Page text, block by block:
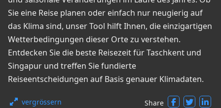
Sie eine Reise planen oder einfach nur neugierig auf
das Klima sind, unser Tool hilft Ihnen, die einzigartigen
Wetterbedingungen dieser Orte zu verstehen.
Entdecken Sie die beste Reisezeit für Taschkent und
Singapur und treffen Sie fundierte
Reiseentscheidungen auf Basis genauer Klimadaten.
vergrössern Share